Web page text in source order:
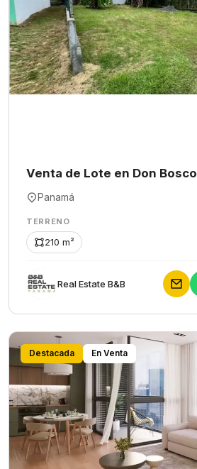
Venta de Lote en Don Bosco
Panamá
TERRENO
210 m²
Rеаl Еstаtе В&В
Destacada En Venta